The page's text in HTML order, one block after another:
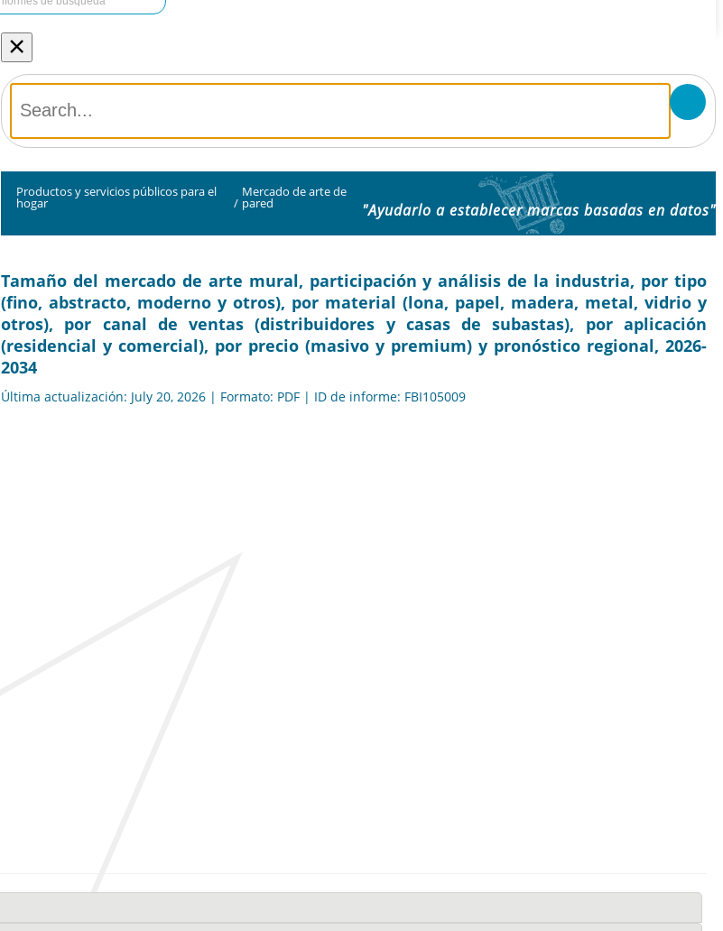
×
Productos y servicios públicos para el
hogar /
Mercado de arte de
pared "Ayudarlo a establecer marcas basadas en datos"
Tamaño del mercado de arte mural, participación y análisis de la industria, por tipo
(fino, abstracto, moderno y otros), por material (lona, ​​papel, madera, metal, vidrio y
otros), por canal de ventas (distribuidores y casas de subastas), por aplicación
(residencial y comercial), por precio (masivo y premium) y pronóstico regional, 2026-
2034
Última actualización: July 20, 2026 | Formato: PDF | ID de informe: FBI105009